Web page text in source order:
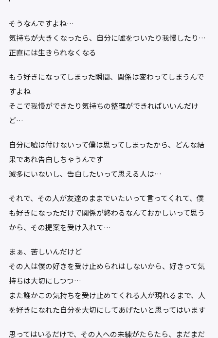
そうなんですよね…
気持ちが大きくなったら、自分に嘘をついたり我慢したり…
正直には生きられなくなる
もう好きになってしまった瞬間、関係は変わってしまうんで
すよね
そこで我慢ができたり気持ちの整理ができればいいんだけ
ど…
自分に嘘は付けないって僕は思ってしまったから、どんな結
果であれ告白しちゃうんです
滅多にいないし、告白したいって思える人は…
それで、その人が友達のままでいたいって言ってくれて、僕
も好きになっただけで関係が終わるなんておかしいって思う
から、その提案を受け入れて…
まぁ、苦しいんだけど
その人は僕の好きを受け止められはしないから、好きって気
持ちは大切にしつつ…
また誰かこの気持ちを受け止めてくれる人が現れるまで、人
を好きになれた自分を大切にしてあげたいと思ってはいます
思ってはいるだけで、その人への未練がたらたら、まだまだ